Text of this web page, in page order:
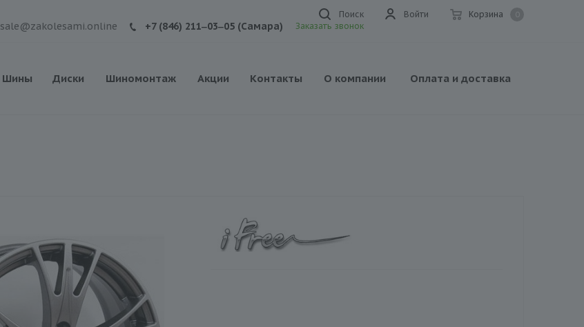
Корзина
Войти
Поиск
sale@zakolesami.online +7 (846) 211‒03‒05 (Самара) Заказать звонок
Шины Диски Шиномонтаж Акции Контакты О компании Оплата и доставка